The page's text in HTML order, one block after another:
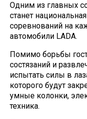
Одним из главных
станет
соревнований на
автомобили LADA.
Помимо борьбы
состязаний и
испытать силы в
которого будут
умные колонки,
техника.